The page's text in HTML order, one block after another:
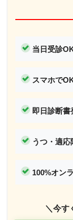
当日受診
スマホで
即日診断書
うつ・適
100%オン
＼今す